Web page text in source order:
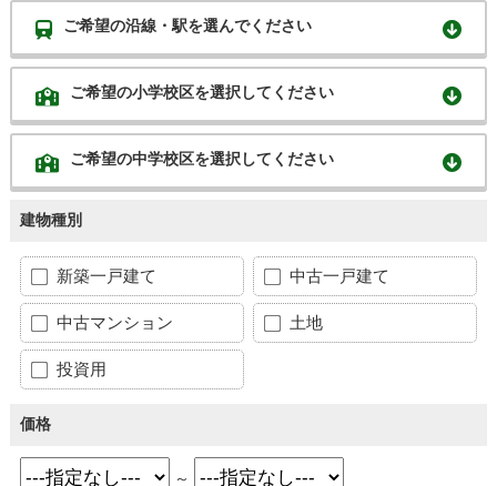
ご希望の沿線・駅を選んでください
ご希望の小学校区を選択してください
ご希望の中学校区を選択してください
建物種別
新築一戸建て 中古一戸建て
中古マンション 土地
投資用
価格
～